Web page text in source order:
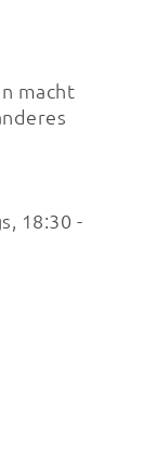
macht
18:30 -